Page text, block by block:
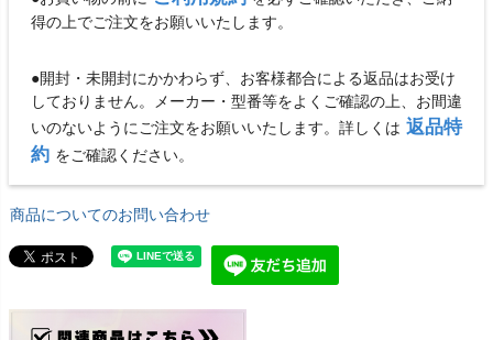
得の上でご注文をお願いいたします。
●開封・未開封にかかわらず、お客様都合による返品はお受け
しておりません。メーカー・型番等をよくご確認の上、お間違
いのないようにご注文をお願いいたします。詳しくは 返品特
約 をご確認ください。
商品についてのお問い合わせ